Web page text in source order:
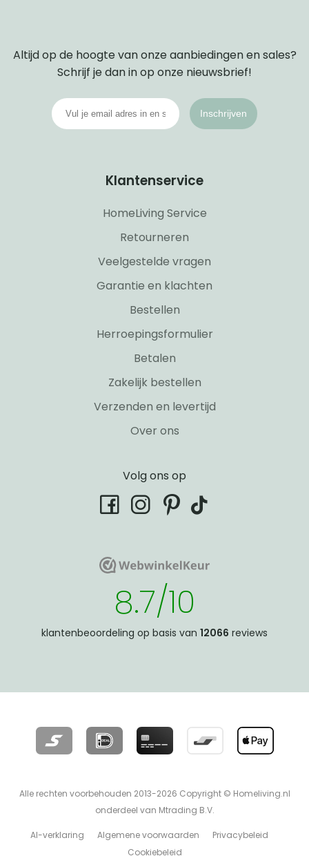
Altijd op de hoogte van onze aanbiedingen en sales?
Schrijf je dan in op onze nieuwsbrief!
Inschrijven
Klantenservice
HomeLiving Service
Retourneren
Veelgestelde vragen
Garantie en klachten
Bestellen
Herroepingsformulier
Betalen
Zakelijk bestellen
Verzenden en levertijd
Over ons
Volg ons op
facebookinstagram
pinterest
tiktok
WebwinkelKeurWebwinkelKeur
8.7/10
klantenbeoordeling op basis van 12066 reviews
Alle rechten voorbehouden 2013-2026 Copyright © Homeliving.nl
onderdeel van Mtrading B.V.
AI-verklaring Algemene voorwaarden
Privacybeleid
Cookiebeleid